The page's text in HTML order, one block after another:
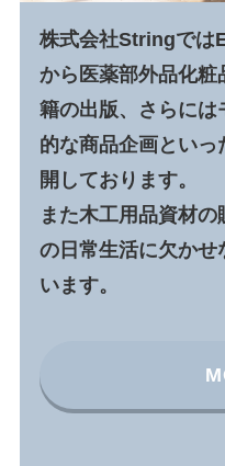
株式会社Stringでは
から医薬部外品化粧
籍の出版、さらには
的な商品企画とい
開しております。
また木工用品資材
の日常生活に欠かせ
います。